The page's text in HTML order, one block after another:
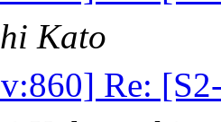
Kato
Re: